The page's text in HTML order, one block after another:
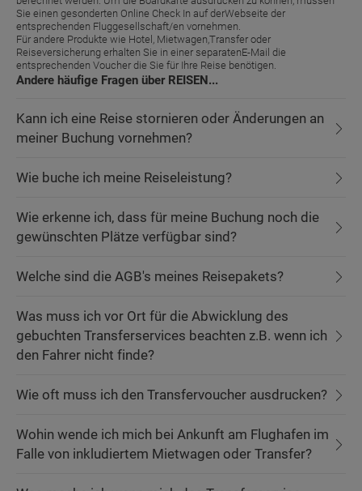
Sie einen gesonderten Online Check In auf derWebseite der
entsprechenden Fluggesellschaft/en vornehmen.
Für andere Produkte wie Hotel, Mietwagen,Transfer oder
Reiseversicherung erhalten Sie in einer separatenE-Mail die
entsprechenden Voucher die Sie für Ihre Reise benötigen.
Andere häufige Fragen über REISEN...
Kann ich eine Reise stornieren oder Änderungen an
meiner Buchung vornehmen?
Wie buche ich meine Reiseleistung?
Wie erkenne ich, dass für meine Buchung noch die
gewünschten Plätze verfügbar sind?
Welche sind die AGB's meines Reisepakets?
Was muss ich vor Ort für die Abwicklung des
gebuchten Transferservices beachten z.B. wenn ich
den Fahrer nicht finde?
Wie oft muss ich den Transfervoucher ausdrucken?
Wohin wende ich mich bei Ankunft am Flughafen im
Falle von inkludiertem Mietwagen oder Transfer?